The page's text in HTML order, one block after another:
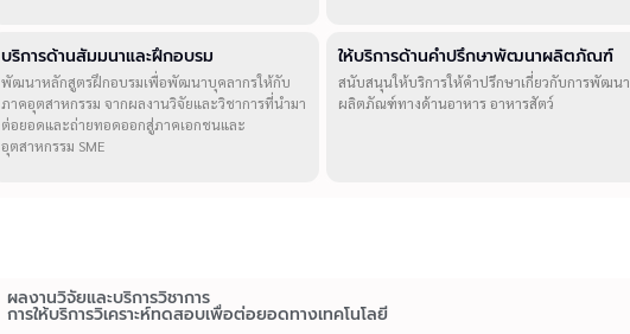
บริการด้านสัมมนาและฝึกอบรม
พัฒนาหลักสูตรฝึกอบรมเพื่อพัฒนาบุคลากรให้กับ
ภาคอุตสาหกรรม จากผลงานวิจัยและวิชาการที่นำมา
ต่อยอดและถ่ายทอดออกสู่ภาคเอกชนและ
อุตสาหกรรม SME
ให้บริการด้านคำปรึกษาพัฒนาผลิตภัณฑ์
สนับสนุนให้บริการให้คำปรึกษาเกี่ยวกับการพัฒนา
ผลิตภัณฑ์ทางด้านอาหาร อาหารสัตว์
ผลงานวิจัยและบริการวิชาการ
การให้บริการวิเคราะห์ทดสอบเพื่อต่อยอดทางเทคโนโลยี